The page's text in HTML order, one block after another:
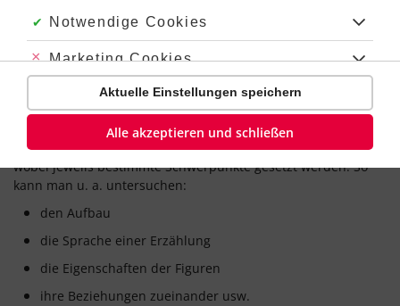
die Gruselgeschichte
das Märchen
die Fabel
Ab Klasse 7 steht neben dem Lesen dann vor allem die
Untersuchung oder Analyse von epischen Texten wie
Kurzgeschichten, Novellen oder Romanen im Vordergrund,
wobei jeweils bestimmte Schwerpunkte gesetzt werden. So
kann man u. a. untersuchen:
den Aufbau
die Sprache einer Erzählung
die Eigenschaften der Figuren
ihre Beziehungen zueinander usw.
Akzeptiert:
Notwendige Cookies
Abgelehnt:
Marketing Cookies
Abgelehnt:
Personalisierungs-Cookies
Aktuelle Einstellungen speichern
Alle akzeptieren und schließen